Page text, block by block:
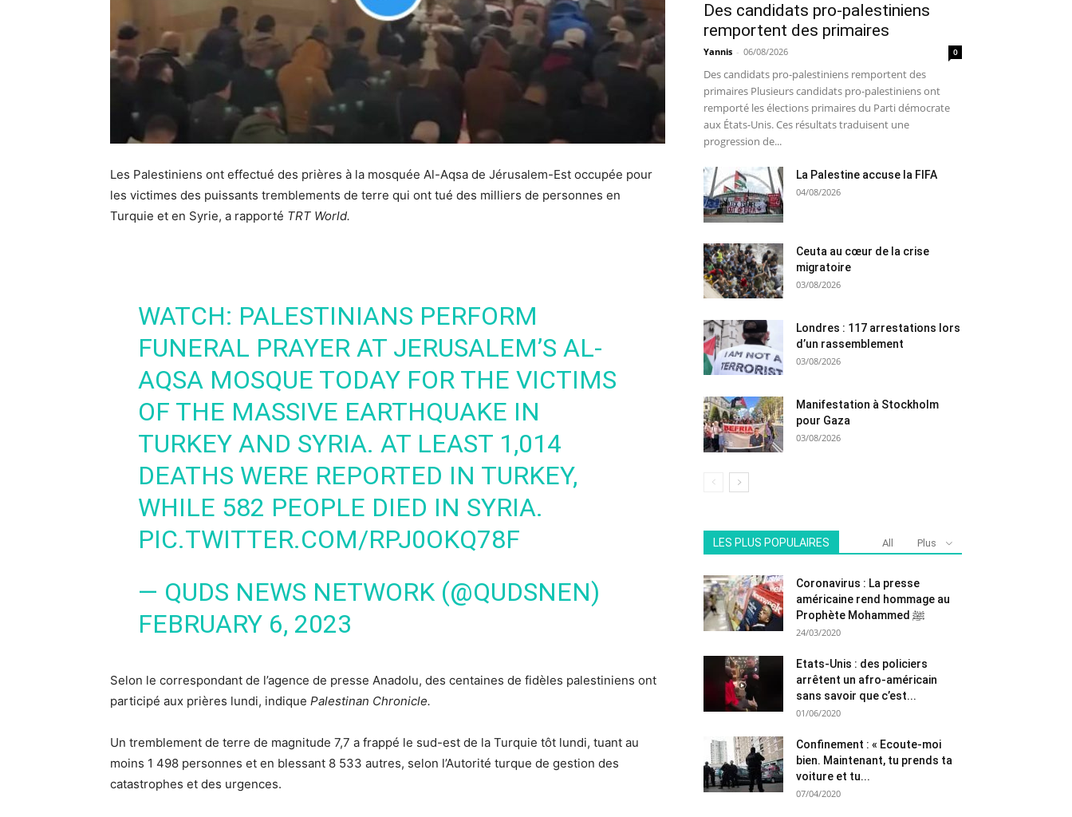
Les Palestiniens ont effectué des prières à la mosquée Al-Aqsa de Jérusalem-Est occupée pour
les victimes des puissants tremblements de terre qui ont tué des milliers de personnes en
Turquie et en Syrie, a rapporté TRT World.
WATCH: PALESTINIANS PERFORM
FUNERAL PRAYER AT JERUSALEM’S AL-
AQSA MOSQUE TODAY FOR THE VICTIMS
OF THE MASSIVE EARTHQUAKE IN
TURKEY AND SYRIA. AT LEAST 1,014
DEATHS WERE REPORTED IN TURKEY,
WHILE 582 PEOPLE DIED IN SYRIA.
PIC.TWITTER.COM/RPJ0OKQ78F
— QUDS NEWS NETWORK (@QUDSNEN)
FEBRUARY 6, 2023
Selon le correspondant de l’agence de presse Anadolu, des centaines de fidèles palestiniens ont
participé aux prières lundi, indique Palestinan Chronicle.
Un tremblement de terre de magnitude 7,7 a frappé le sud-est de la Turquie tôt lundi, tuant au
moins 1 498 personnes et en blessant 8 533 autres, selon l’Autorité turque de gestion des
catastrophes et des urgences.
Des candidats pro-palestiniens
remportent des primaires
Yannis - 06/08/2026 0
Des candidats pro-palestiniens remportent des
primaires Plusieurs candidats pro-palestiniens ont
remporté les élections primaires du Parti démocrate
aux États-Unis. Ces résultats traduisent une
progression de...
La Palestine accuse la FIFA
04/08/2026
Ceuta au cœur de la crise
migratoire
03/08/2026
Londres : 117 arrestations lors
d’un rassemblement
03/08/2026
Manifestation à Stockholm
pour Gaza
03/08/2026
LES PLUS POPULAIRES All Plus
Coronavirus : La presse
américaine rend hommage au
Prophète Mohammed ﷺ
24/03/2020
Etats-Unis : des policiers
arrêtent un afro-américain
sans savoir que c’est...
01/06/2020
Confinement : « Ecoute-moi
bien. Maintenant, tu prends ta
voiture et tu...
07/04/2020